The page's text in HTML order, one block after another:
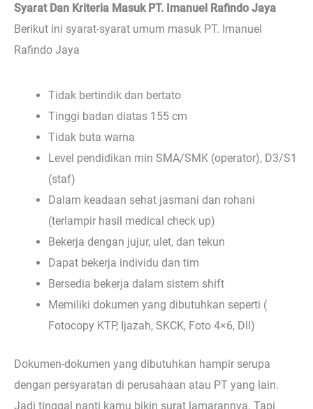
Syarat Dan Kriteria Masuk PT. Imanuel Rafindo Jaya
Berikut ini syarat-syarat umum masuk PT. Imanuel
Rafindo Jaya
Tidak bertindik dan bertato
Tinggi badan diatas 155 cm
Tidak buta warna
Level pendidikan min SMA/SMK (operator), D3/S1
(staf)
Dalam keadaan sehat jasmani dan rohani
(terlampir hasil medical check up)
Bekerja dengan jujur, ulet, dan tekun
Dapat bekerja individu dan tim
Bersedia bekerja dalam sistem shift
Memiliki dokumen yang dibutuhkan seperti (
Fotocopy KTP, Ijazah, SKCK, Foto 4×6, Dll)
Dokumen-dokumen yang dibutuhkan hampir serupa
dengan persyaratan di perusahaan atau PT yang lain.
Jadi tinggal nanti kamu bikin surat lamarannya. Tapi